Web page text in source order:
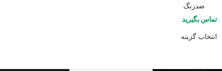
ضدزنگ
تماس بگیرید
انتخاب گزینه